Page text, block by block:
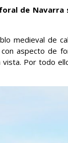
de Navarra
medieval de
aspecto de
Por todo